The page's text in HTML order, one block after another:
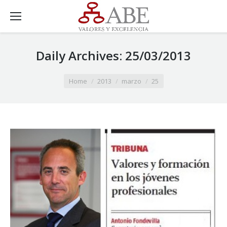
Daily Archives: 25/03/2013
Home 2013 marzo 25